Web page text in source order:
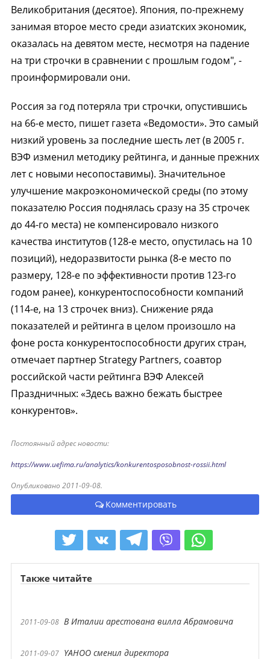
Великобритания (десятое). Япония, по-прежнему
занимая второе место среди азиатских экономик,
оказалась на девятом месте, несмотря на падение
на три строчки в сравнении с прошлым годом", -
проинформировали они.
Россия за год потеряла три строчки, опустившись
на 66-е место, пишет газета «Ведомости». Это самый
низкий уровень за последние шесть лет (в 2005 г.
ВЭФ изменил методику рейтинга, и данные прежних
лет с новыми несопоставимы). Значительное
улучшение макроэкономической среды (по этому
показателю Россия поднялась сразу на 35 строчек
до 44-го места) не компенсировало низкого
качества институтов (128-е место, опустилась на 10
позиций), недоразвитости рынка (8-е место по
размеру, 128-е по эффективности против 123-го
годом ранее), конкурентоспособности компаний
(114-е, на 13 строчек вниз). Снижение ряда
показателей и рейтинга в целом произошло на
фоне роста конкурентоспособности других стран,
отмечает партнер Strategy Partners, соавтор
российской части рейтинга ВЭФ Алексей
Праздничных: «Здесь важно бежать быстрее
конкурентов».
Постоянный адрес новости:
https://www.uefima.ru/analytics/konkurentosposobnost-rossii.html
Опубликовано 2011-09-08.
Комментировать
Также читайте
2011-09-08 В Италии арестована вилла Абрамовича
2011-09-07 YAHOO сменил директора